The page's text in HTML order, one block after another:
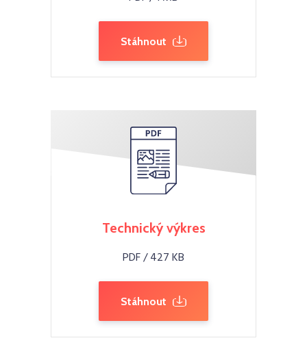
Stáhnout
Technický výkres
PDF / 427 KB
Stáhnout